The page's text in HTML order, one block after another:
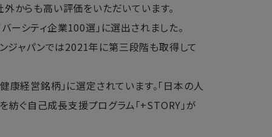
からも高い評価をいただいています。
ーシティ企業100選」に選出されました。
ジャパンでは2021年に第三段階も取得して
経営銘柄」に選定されています。「日本の人
紡ぐ自己成長支援プログラム「+STORY」が